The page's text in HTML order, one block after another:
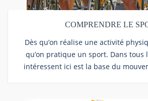
COMPRENDRE LE
Dès qu’on réalise une activité
qu’on pratique un sport. Dans tous
intéressent ici est la base du